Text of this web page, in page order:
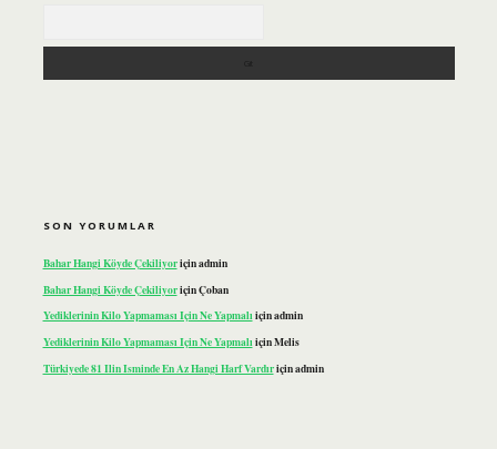
SON YORUMLAR
Bahar Hangi Köyde Çekiliyoriçinadmin
Bahar Hangi Köyde ÇekiliyoriçinÇoban
Yediklerinin Kilo Yapmaması Için Ne Yapmalıiçinadmin
Yediklerinin Kilo Yapmaması Için Ne YapmalıiçinMelis
Türkiyede 81 Ilin Isminde En Az Hangi Harf Vardıriçinadmin